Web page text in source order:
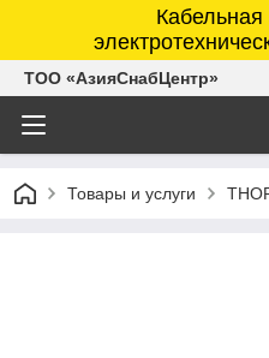
ТОО «АзияСнабЦентр»
Товары и услуги